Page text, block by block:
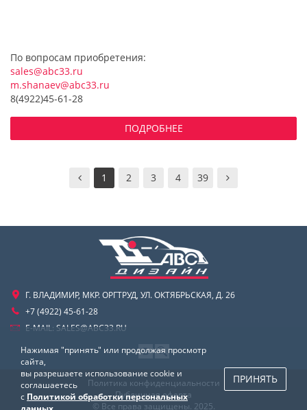
По вопросам приобретения:
sales@abc33.ru
m.shanaev@abc33.ru
8(4922)45-61-28
ПОДРОБНЕЕ
1 2 3 4 39
Г. ВЛАДИМИР, МКР. ОРГТРУД, УЛ. ОКТЯБРЬСКАЯ, Д. 26
+7 (4922) 45-61-28
E-MAIL: SALES@ABC33.RU
Политика конфиденциальности
Публичная оферта
© Все права защищены. 2025.
Нажимая "принять" или продолжая просмотр
сайта,
вы разрешаете использование cookie и
соглашаетесь
с Политикой обработки персональных
ПРИНЯТЬ